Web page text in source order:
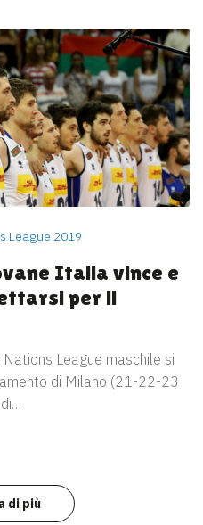
League 2019
Italia vince e
per il
League maschile si
di Milano (21-22-23
di più